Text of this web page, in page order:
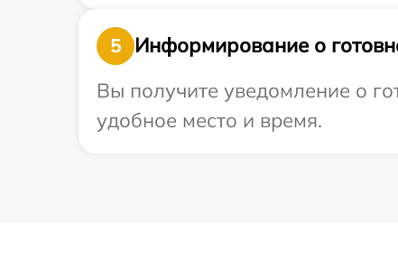
5
Информирование о
Вы получите уведомление о
удобное место и время.